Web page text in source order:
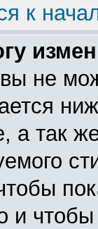
к
не
а так
и